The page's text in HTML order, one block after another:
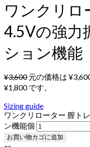
ワンクリロ
4.5Vの強力
ション機能
¥3,600 元の価格は
¥1,800 です。
Sizing guide
ワンクリローター 膣ト
ン機能個
お買い物カゴに追加